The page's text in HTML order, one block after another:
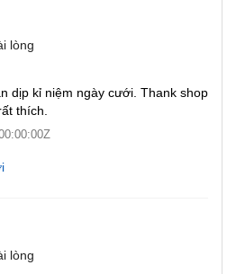
lòng
dịp kỉ niệm ngày cưới. Thank shop
thích.
lòng